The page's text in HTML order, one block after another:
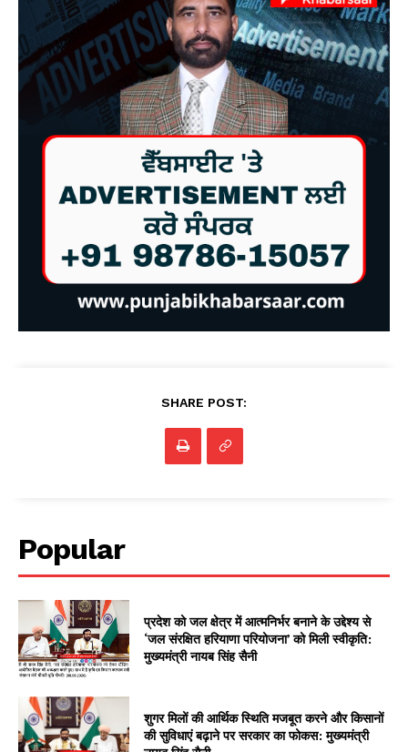
SHARE POST:
Popular
प्रदेश को जल क्षेत्र में आत्मनिर्भर बनाने के उद्देश्य से
‘जल संरक्षित हरियाणा परियोजना’ को मिली स्वीकृति:
मुख्यमंत्री नायब सिंह सैनी
शुगर मिलों की आर्थिक स्थिति मजबूत करने और किसानों
की सुविधाएं बढ़ाने पर सरकार का फोकस: मुख्यमंत्री